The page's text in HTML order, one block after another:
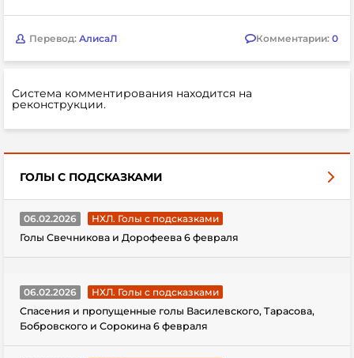
Перевод: АлисаЛ Комментарии: 0
Система комментирования находится на
реконструкции.
ГОЛЫ С ПОДСКАЗКАМИ
06.02.2026
НХЛ. Голы с подсказками
Голы Свечникова и Дорофеева 6 февраля
06.02.2026
НХЛ. Голы с подсказками
Спасения и пропущенные голы Василевского, Тарасова,
Бобровского и Сорокина 6 февраля